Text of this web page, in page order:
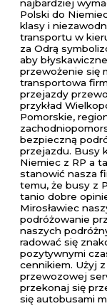
najbardziej
Polski do
klasy i
transportu w
za Odrą
aby
przewożenie się
transportowa
przejazdy
przykład
Pomorskie,
bezpieczną
przejazdu. Busy
Niemiec z RP a
stanowić nasza
temu, że busy z
tanio dobre
Mirosławiec
podróżowanie
naszych
radować się
pozytywnymi
cennikiem. Użyj
przewozowej
przekonaj się
się autobusami